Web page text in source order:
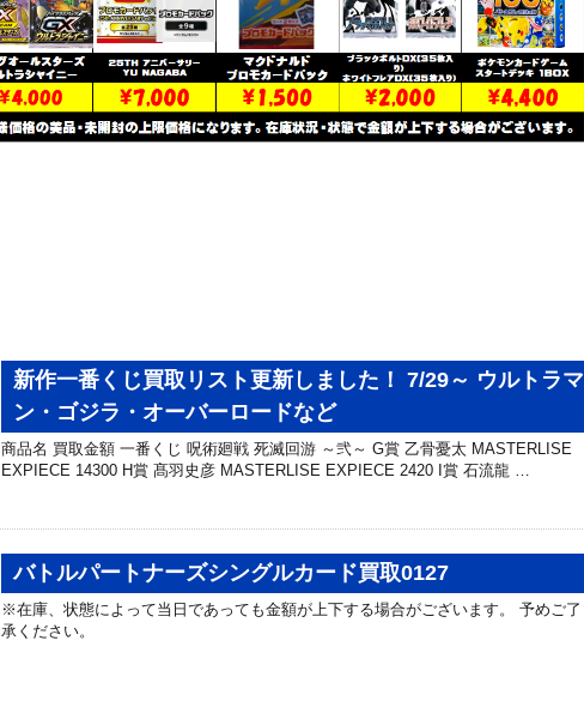
新作一番くじ買取リスト更新しました！ 7/29～ ウルトラマ
ン・ゴジラ・オーバーロードなど
商品名 買取金額 一番くじ 呪術廻戦 死滅回游 ～弐～ G賞 乙骨憂太 MASTERLISE
EXPIECE 14300 H賞 髙羽史彦 MASTERLISE EXPIECE 2420 I賞 石流龍 …
バトルパートナーズシングルカード買取0127
※在庫、状態によって当日であっても金額が上下する場合がございます。 予めご了
承ください。